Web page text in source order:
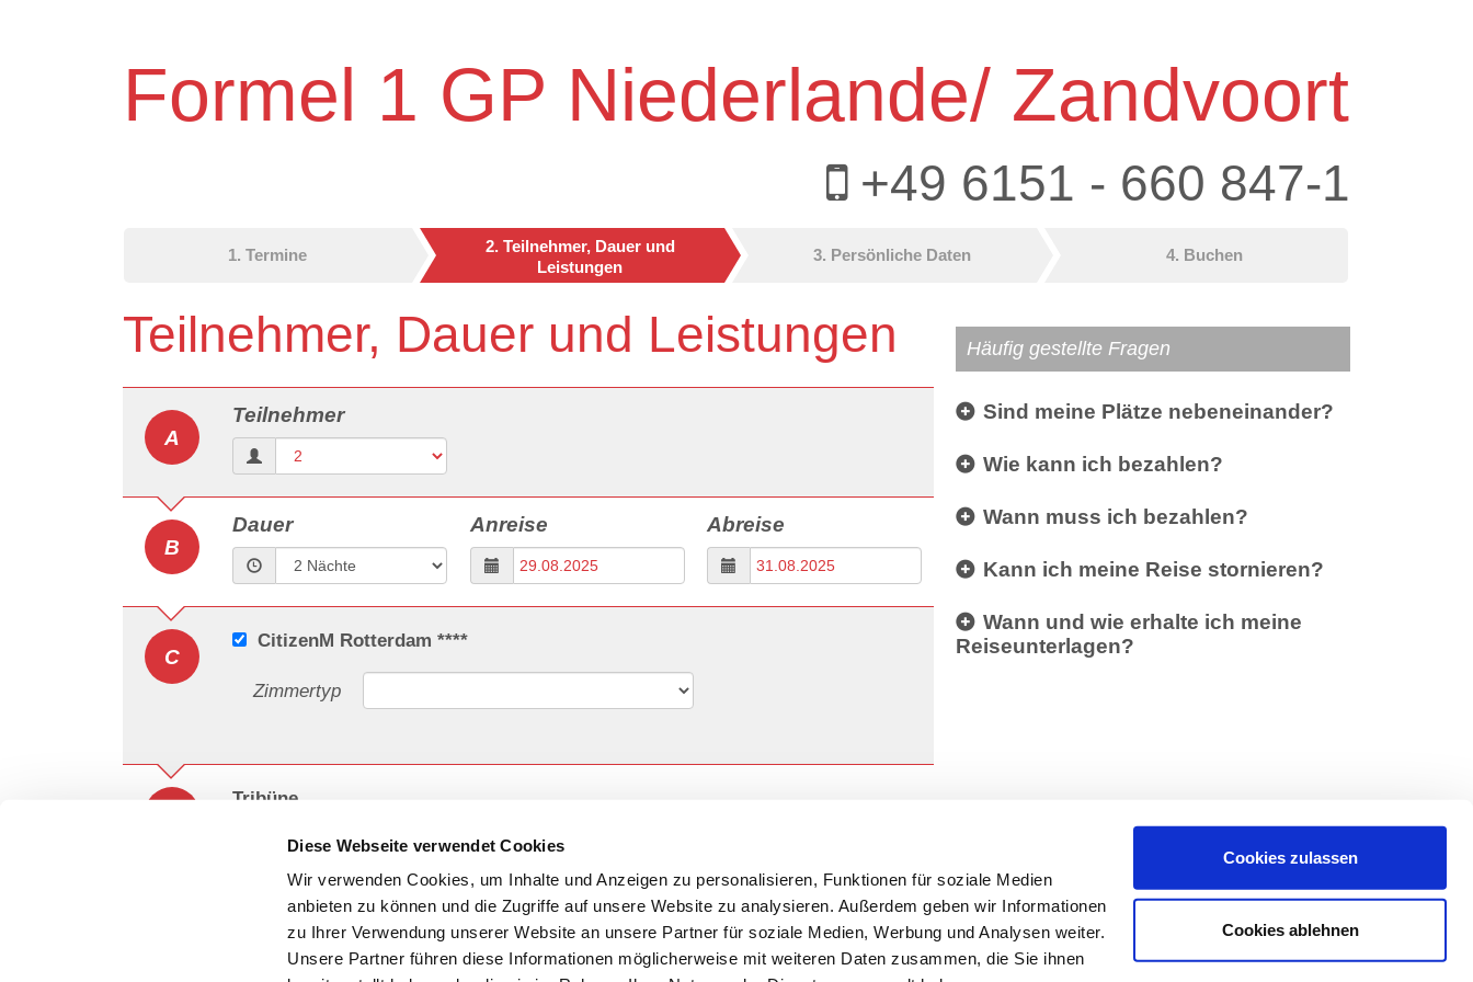
Diese Webseite verwendet Cookies
Wir verwenden Cookies, um Inhalte und Anzeigen zu personalisieren, Funktionen für soziale Medien
anbieten zu können und die Zugriffe auf unsere Website zu analysieren. Außerdem geben wir Informationen
zu Ihrer Verwendung unserer Website an unsere Partner für soziale Medien, Werbung und Analysen weiter.
Unsere Partner führen diese Informationen möglicherweise mit weiteren Daten zusammen, die Sie ihnen
Cookies zulassen
Cookies ablehnen
Formel 1 GP Niederlande/ Zandvoort
+49 6151 - 660 847-1
1. Termine
2. Teilnehmer, Dauer und
Leistungen
3. Persönliche Daten 4. Buchen
Teilnehmer, Dauer und Leistungen
A
Teilnehmer
B
Dauer Anreise Abreise
C
CitizenM Rotterdam ****
Zimmertyp
Tribüne
Kategorie
Häufig gestellte Fragen
Sind meine Plätze nebeneinander?
Wie kann ich bezahlen?
Wann muss ich bezahlen?
Kann ich meine Reise stornieren?
Wann und wie erhalte ich meine
Reiseunterlagen?